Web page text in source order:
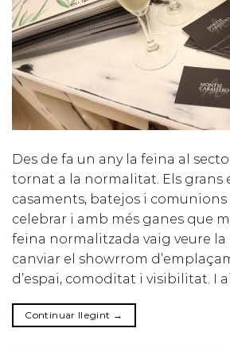
Des de fa un any la feina al
tornat a la normalitat. Els grans
casaments, batejos i comunions
celebrar i amb més ganes que
feina normalitzada vaig veure la
canviar el showrrom
d’espai, comoditat i visibilitat. I
Continuar llegint →